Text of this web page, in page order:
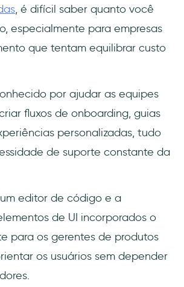
ou anual?
vale o preço para onboarding de
deve esperar da avaliação
dos planos pagos do Appcues?
, é difícil saber quanto você
especialmente para empresas
que tentam equilibrar custo
por ajudar as equipes
fluxos de onboarding, guias
personalizadas, tudo
de suporte constante da
editor de código e a
de UI incorporados o
para os gerentes de produtos
os usuários sem depender